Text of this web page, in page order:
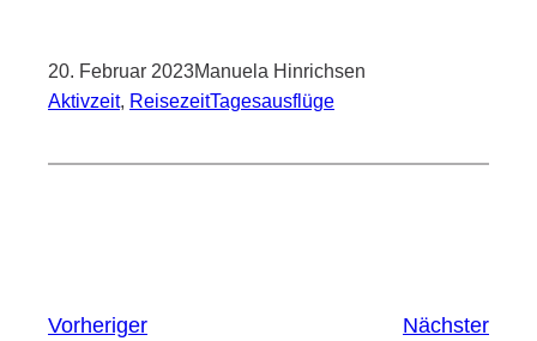
20. Februar 2023Manuela Hinrichsen
Aktivzeit, ReisezeitTagesausflüge
Vorheriger Nächster